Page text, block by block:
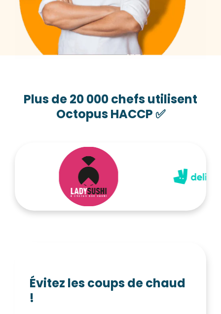
Plus de 20 000 chefs utilisent
Octopus HACCP ✅
Évitez les coups de chaud
!